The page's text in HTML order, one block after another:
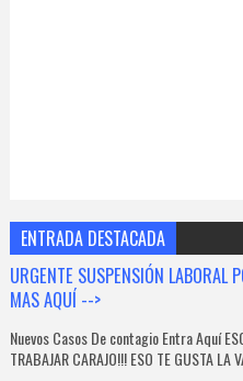
ENTRADA DESTACADA
URGENTE SUSPENSIÓN LABORAL
MAS AQUÍ -->
Nuevos Casos De contagio Entra Aquí
TRABAJAR CARAJO!!! ESO TE GUSTA LA